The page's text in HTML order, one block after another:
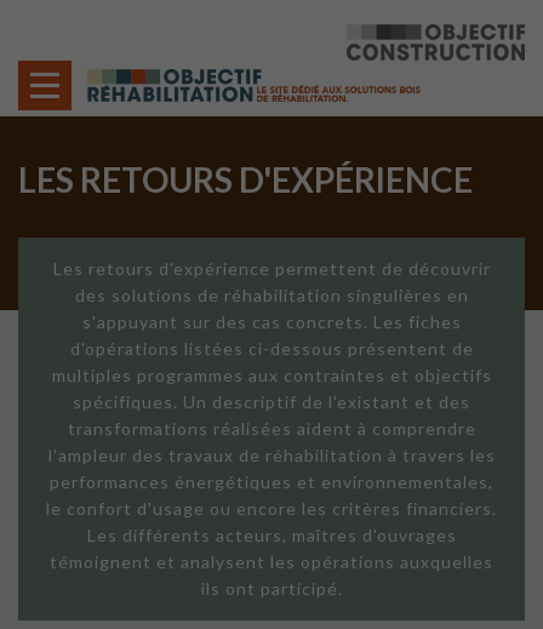
LES RETOURS D'EXPÉRIENCE
Les retours d'expérience permettent de découvrir
des solutions de réhabilitation singulières en
s'appuyant sur des cas concrets. Les fiches
d'opérations listées ci-dessous présentent de
multiples programmes aux contraintes et objectifs
spécifiques. Un descriptif de l'existant et des
transformations réalisées aident à comprendre
l'ampleur des travaux de réhabilitation à travers les
performances énergétiques et environnementales,
le confort d'usage ou encore les critères financiers.
Les différents acteurs, maîtres d'ouvrages
témoignent et analysent les opérations auxquelles
ils ont participé.